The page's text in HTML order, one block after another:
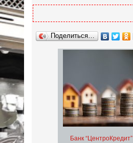
Поделиться…
Банк “ЦентроКредит”